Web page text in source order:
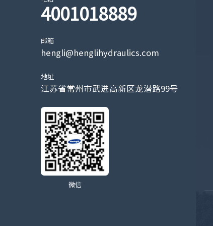
4001018889
邮箱
hengli@henglihydraulics.com
地址
江苏省常州市武进高新区龙潜路99号
微信